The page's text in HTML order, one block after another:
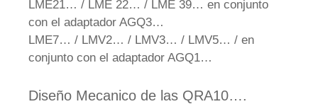
LME21… / LME 22… / LME 39… en conjunto
con el adaptador AGQ3…
LME7… / LMV2… / LMV3… / LMV5… / en
conjunto con el adaptador AGQ1…
Diseño Mecanico de las QRA10….